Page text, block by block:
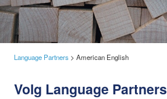
Language Partners > American English
Volg Language Partners